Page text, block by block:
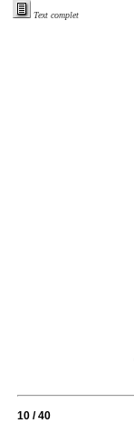
Text complet
10 / 40